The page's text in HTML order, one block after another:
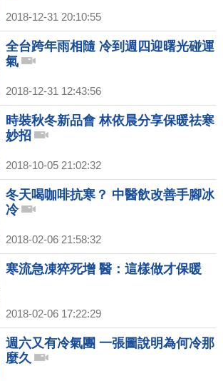
2018-12-31 20:10:55
全台跨年雨相隨 冷到週四迎曙光碰運
氣
2018-12-31 12:43:56
時裝秋冬新品會 林依晨分享保暖祛寒
妙招
2018-10-05 21:02:32
冬天喝咖啡抗寒？ 中醫飲改善手腳冰
冷
2018-02-06 21:58:32
寒流急凍猝死增 醫：這樣做才保暖
2018-02-06 17:22:29
週六又有冷氣團 一張圖說明為何冷那
麼久